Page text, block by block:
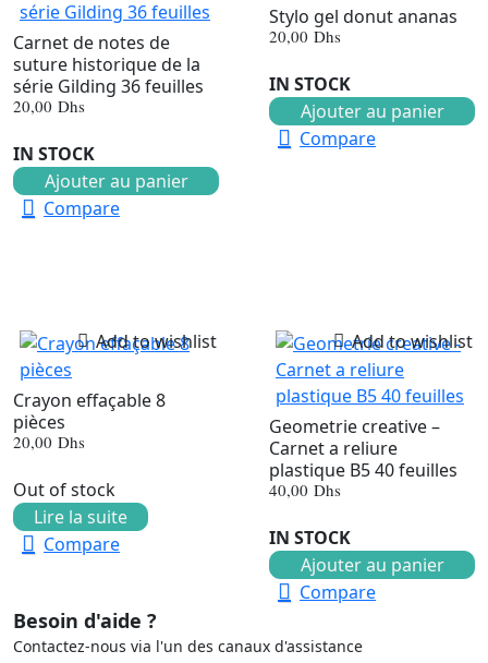
Carnet de notes de
suture historique de la
série Gilding 36 feuilles
20,00 Dhs
IN STOCK
Ajouter au panier
Compare
Stylo gel donut ananas
20,00 Dhs
IN STOCK
Ajouter au panier
Compare
Add to wishlist
Crayon effaçable 8
pièces
20,00 Dhs
Out of stock
Lire la suite
Compare
Add to wishlist
Geometrie creative –
Carnet a reliure
plastique B5 40 feuilles
40,00 Dhs
IN STOCK
Ajouter au panier
Compare
Besoin d'aide ?
Contactez-nous via l'un des canaux d'assistance